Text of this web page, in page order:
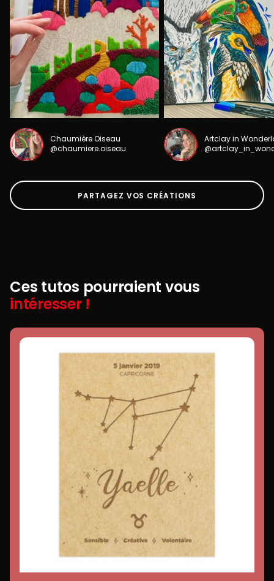
Chaumière Oiseau
@chaumiere.oiseau
Artclay in
PARTAGEZ VOS CRÉATIONS
Ces tutos pourraient vous
intéresser !